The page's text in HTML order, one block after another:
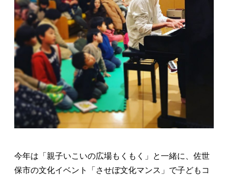
今年は「親子いこいの広場もくもく」と一緒に、佐世
保市の文化イベント「させぼ文化マンス」で子どもコ